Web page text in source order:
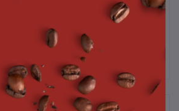
วม Vat7% แล้ว